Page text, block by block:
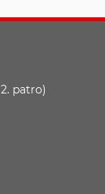
patro)